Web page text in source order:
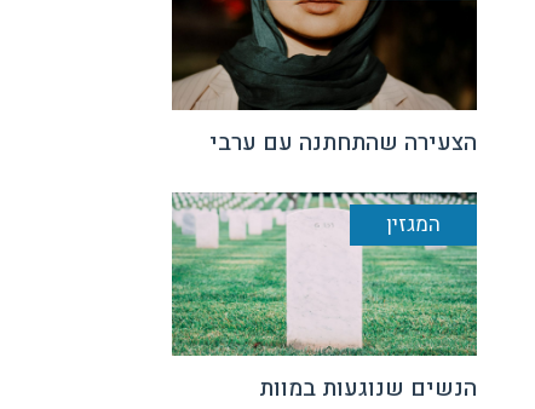
הצעירה שהתחתנה עם ערבי
המגזין
הנשים שנוגעות במוות